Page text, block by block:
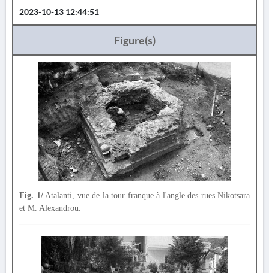
2023-10-13 12:44:51
Figure(s)
Fig. 1/Atalanti, vue de la tour franque à l'angle des rues Nikotsara
et M. Alexandrou.